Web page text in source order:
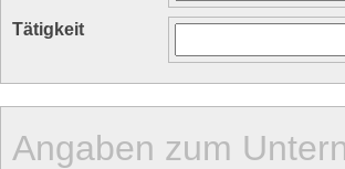
Tätigkeit
Angaben zum